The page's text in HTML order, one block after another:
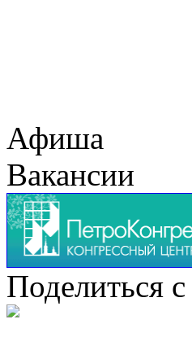
Афиша
Вакансии
Поделиться